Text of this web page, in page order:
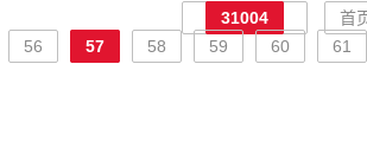
31004
首
56 57 58 59 60 61